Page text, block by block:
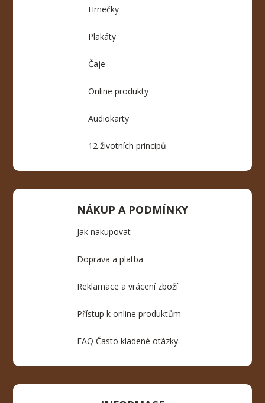
Hrnečky
Plakáty
Čaje
Online produkty
Audiokarty
12 životních principů
NÁKUP A PODMÍNKY
Jak nakupovat
Doprava a platba
Reklamace a vrácení zboží
Přístup k online produktům
FAQ Často kladené otázky